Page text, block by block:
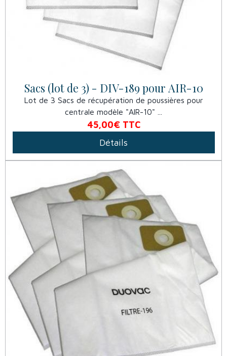
Sacs (lot de 3) - DIV-189 pour AIR-10
Lot de 3 Sacs de récupération de poussières pour
centrale modèle "AIR-10" ...
45,00€ TTC
Détails